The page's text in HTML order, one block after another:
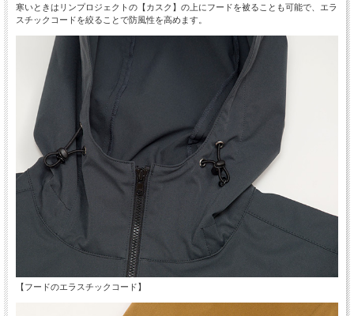
寒いときはリンプロジェクトの【カスク】の上にフードを被ることも可能で、エラ
スチックコードを絞ることで防風性を高めます。
【フードのエラスチックコード】